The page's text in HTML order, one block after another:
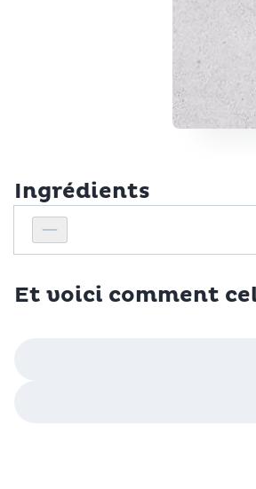
Ingrédients
Réduire le nombre de personnes
Personnes
Et voici comment